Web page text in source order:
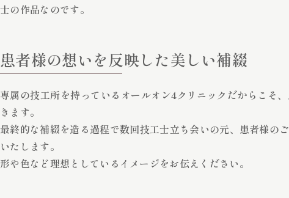
士の作品なのです。
患者様の想いを反映した美しい補綴
専属の技工所を持っているオールオン4クリニックだからこそ
きます。
最終的な補綴を造る過程で数回技工士立ち会いの元、患者様の
いたします。
形や色など理想としているイメージをお伝えください。